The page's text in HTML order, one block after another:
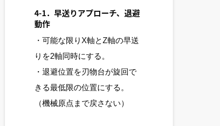
4-1．早送りアプローチ、退避
動作
・可能な限りX軸とZ軸の早送
りを2軸同時にする。
・退避位置を刃物台が旋回で
きる最低限の位置にする。
（機械原点まで戻さない）